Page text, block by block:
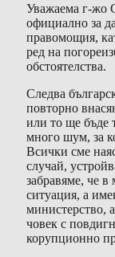
Уважаема г-жо
официално за
правомощия,
ред на
обстоятелства.
Следва
повторно
или то ще бъде
много шум, за
Всички сме
случай,
забравяме, че в
ситуация, а
министерство,
човек с
корупционно